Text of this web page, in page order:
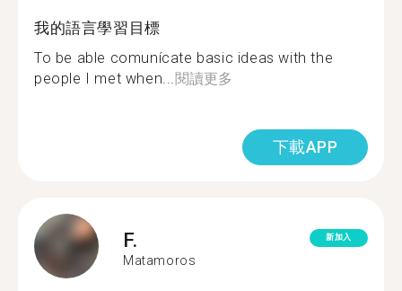
我的語言學習目標
To be able comunícate basic ideas with the
people I met when...閱讀更多
下載APP
F.
Matamoros
新加入